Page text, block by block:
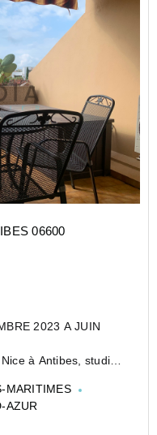
06600
2023 A JUIN
à Antibes, studio
un coin nuit
de douche, un wc,
MARITIMES
AZUR